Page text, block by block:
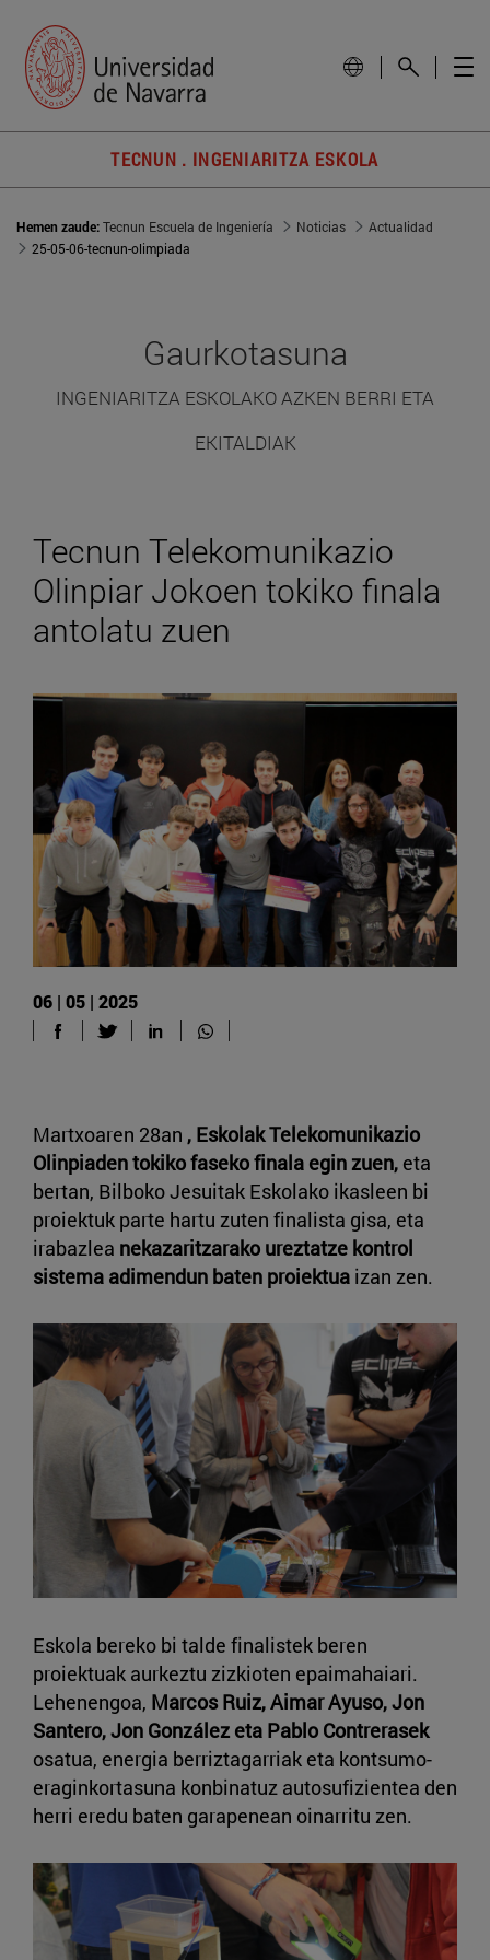
TECNUN . INGENIARITZA ESKOLA
Hemen zaude:Tecnun Escuela de Ingeniería Noticias
Actualidad
25-05-06-tecnun-olimpiada
Gaurkotasuna
INGENIARITZA ESKOLAKO AZKEN BERRI ETA
EKITALDIAK
Tecnun Telekomunikazio
Olinpiar Jokoen tokiko finala
antolatu zuen
06 | 05 | 2025
Martxoaren 28an , Eskolak Telekomunikazio
Olinpiaden tokiko faseko finala egin zuen, eta
bertan, Bilboko Jesuitak Eskolako ikasleen bi
proiektuk parte hartu zuten finalista gisa, eta
irabazlea nekazaritzarako ureztatze kontrol
sistema adimendun baten proiektua izan zen.
Eskola bereko bi talde finalistek beren
proiektuak aurkeztu zizkioten epaimahaiari.
Lehenengoa, Marcos Ruiz, Aimar Ayuso, Jon
Santero, Jon González eta Pablo Contrerasek
osatua, energia berriztagarriak eta kontsumo-
eraginkortasuna konbinatuz autosufizientea den
herri eredu baten garapenean oinarritu zen.